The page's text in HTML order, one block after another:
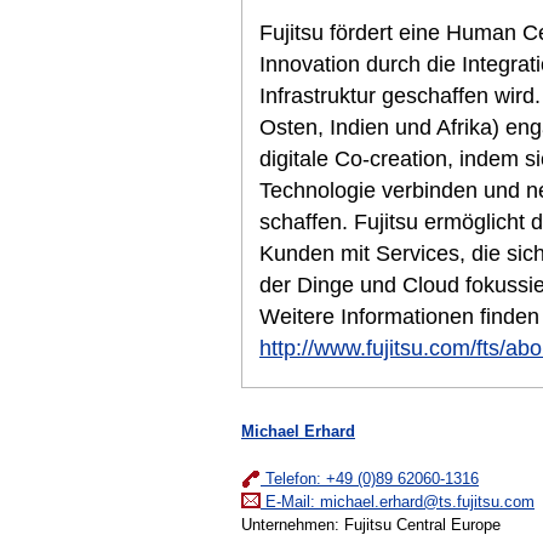
Fujitsu fördert eine Human
Innovation durch die
Infrastruktur geschaffen
Osten, Indien und Afrika)
digitale Co-creation, indem
Technologie verbinden und
schaffen. Fujitsu ermöglicht
Kunden mit Services, die
der Dinge und Cloud
Weitere Informationen
http://www.fujitsu.com/fts/
Michael Erhard
Telefon: +49 (0)89 62060-1316
E-Mail: michael.erhard@ts.fujitsu.com
Unternehmen: Fujitsu Central Europe